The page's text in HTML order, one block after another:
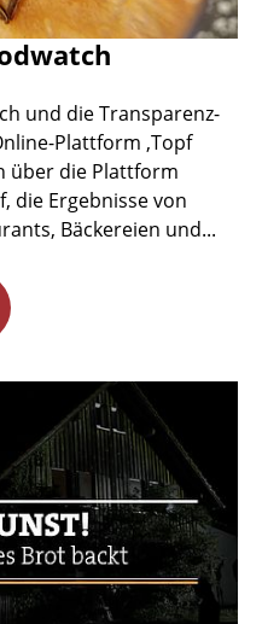
und die Transparenz-
Plattform ‚Topf
über die Plattform
die Ergebnisse von
Bäckereien und...